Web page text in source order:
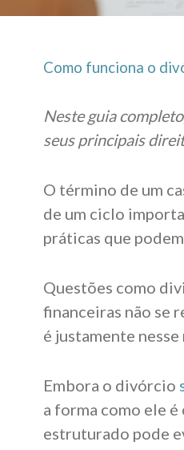
Como funciona o
Neste guia
seus principais
O término de um
de um ciclo
práticas que
Questões como
financeiras não se
é justamente
Embora o divórcio
a forma como ele
estruturado pode